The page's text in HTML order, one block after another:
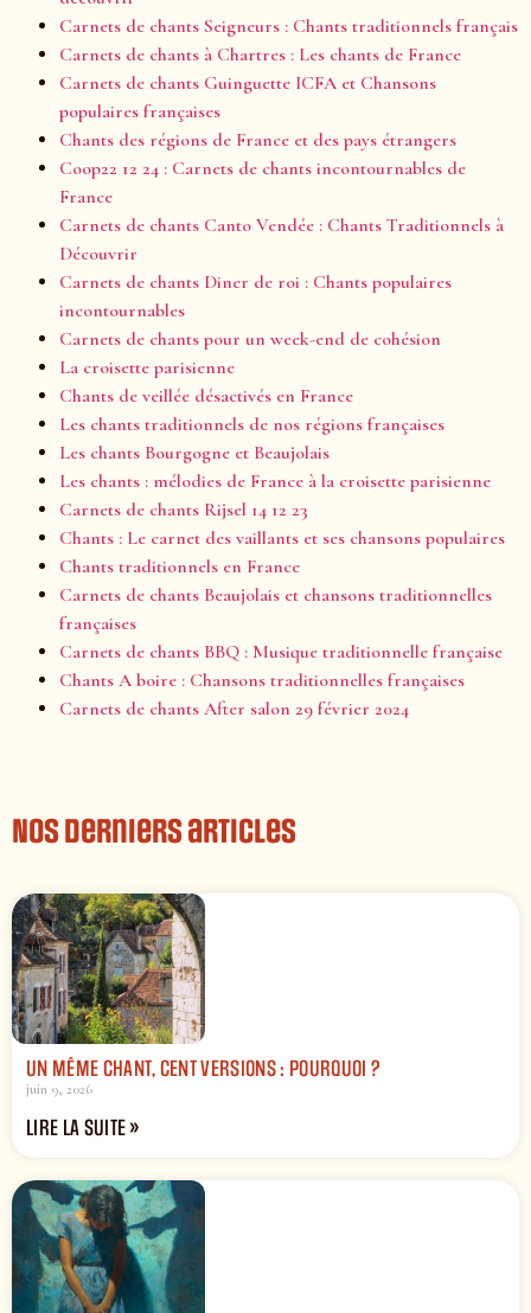
Carnets de chants Seigneurs : Chants traditionnels français
Carnets de chants à Chartres : Les chants de France
Carnets de chants Guinguette ICFA et Chansons
populaires françaises
Chants des régions de France et des pays étrangers
Coop22 12 24 : Carnets de chants incontournables de
France
Carnets de chants Canto Vendée : Chants Traditionnels à
Découvrir
Carnets de chants Diner de roi : Chants populaires
incontournables
Carnets de chants pour un week-end de cohésion
La croisette parisienne
Chants de veillée désactivés en France
Les chants traditionnels de nos régions françaises
Les chants Bourgogne et Beaujolais
Les chants : mélodies de France à la croisette parisienne
Carnets de chants Rijsel 14 12 23
Chants : Le carnet des vaillants et ses chansons populaires
Chants traditionnels en France
Carnets de chants Beaujolais et chansons traditionnelles
françaises
Carnets de chants BBQ : Musique traditionnelle française
Chants A boire : Chansons traditionnelles françaises
Carnets de chants After salon 29 février 2024
Nos derniers articles
UN MÊME CHANT, CENT VERSIONS : POURQUOI ?
juin 9, 2026
LIRE LA SUITE »